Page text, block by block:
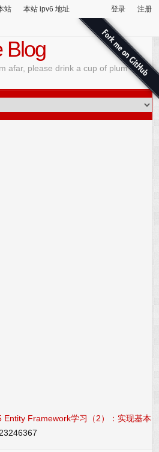
站 本站 ipv6 地址 登录 注册
Blog
afar, please drink a cup of plum wine
Entity Framework学习（2）：实现基本